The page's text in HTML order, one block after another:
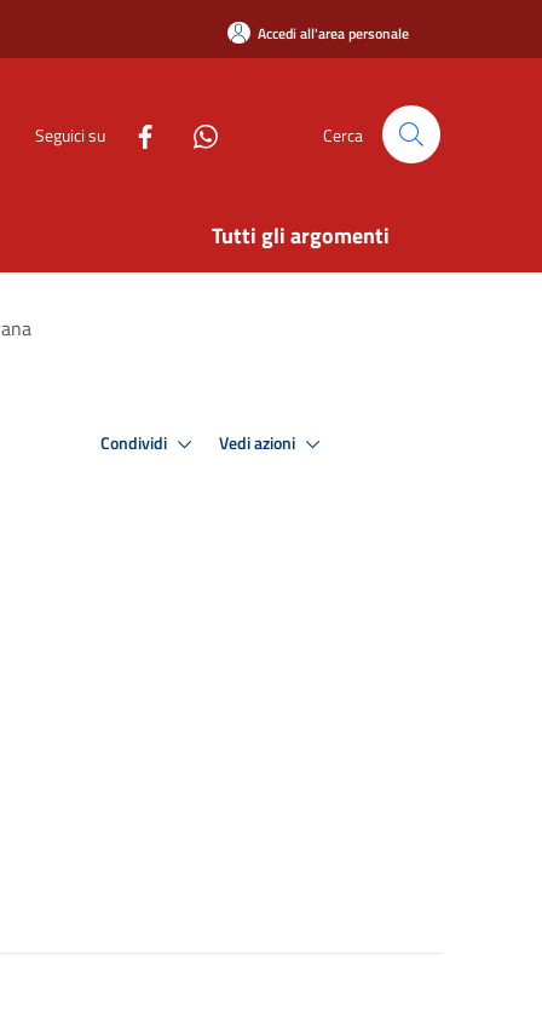
Accedi all'area personale
Seguici su Cerca
Tutti gli argomenti
Condividi Vedi azioni